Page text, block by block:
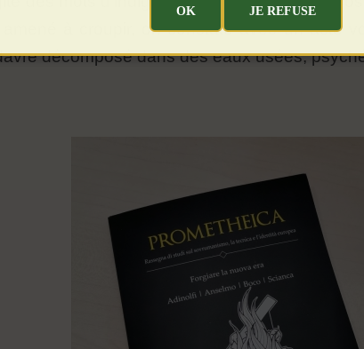
à croupir, on constate avec un acte
décomposé dans des eaux usées,
OK JE REFUSE